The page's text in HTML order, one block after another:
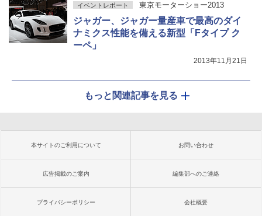
イベントレポート 東京モーターショー2013
ジャガー、ジャガー量産車で最高のダイ
ナミクス性能を備える新型「Fタイプ ク
ーペ」
2013年11月21日
もっと関連記事を見る
本サイトのご利用について お問い合わせ
広告掲載のご案内 編集部へのご連絡
プライバシーポリシー 会社概要